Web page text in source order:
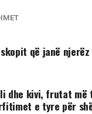
që janë
dhe kivi, frutat më
e tyre për